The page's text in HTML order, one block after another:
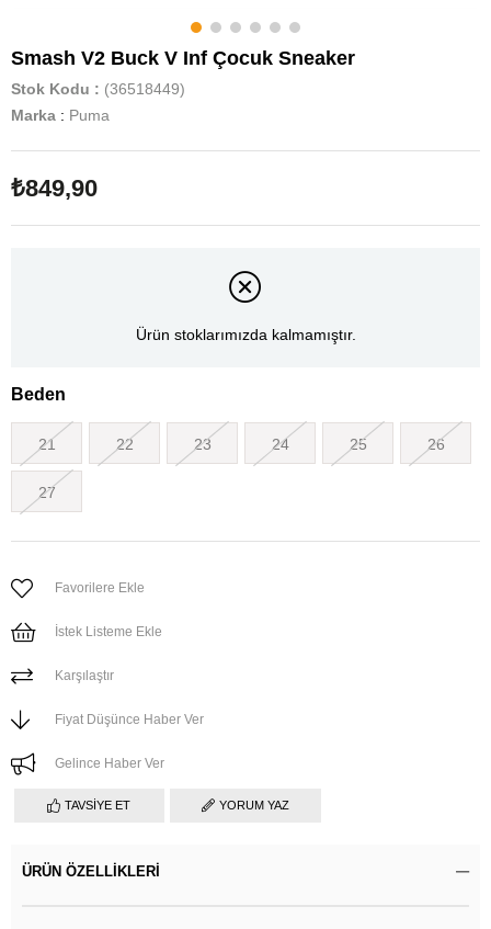
Smash V2 Buck V Inf Çocuk Sneaker
Stok Kodu
(36518449)
Marka : Puma
₺849,90
Ürün stoklarımızda kalmamıştır.
Beden
21 22 23 24 25 26
27
Favorilere Ekle
İstek Listeme Ekle
Karşılaştır
Fiyat Düşünce Haber Ver
Gelince Haber Ver
TAVSIYE ET YORUM YAZ
ÜRÜN ÖZELLIKLERI